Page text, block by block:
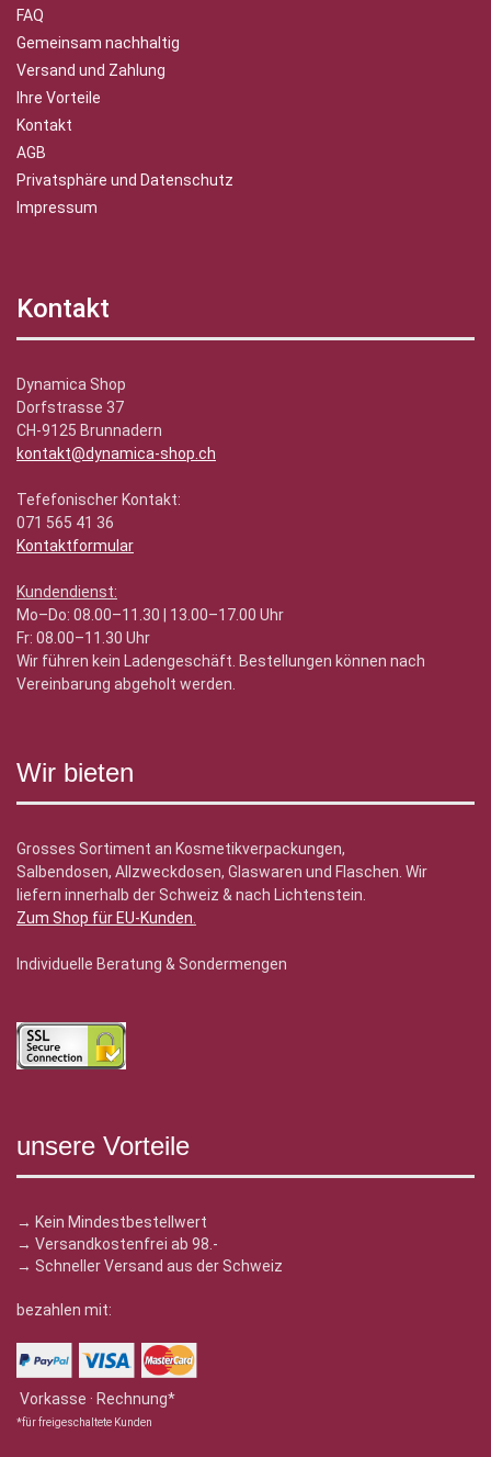
FAQ
Gemeinsam nachhaltig
Versand und Zahlung
Ihre Vorteile
Kontakt
AGB
Privatsphäre und Datenschutz
Impressum
Kontakt
Dynamica Shop
Dorfstrasse 37
CH-9125 Brunnadern
kontakt@dynamica-shop.ch
Tefefonischer Kontakt:
071 565 41 36
Kontaktformular
Kundendienst:
Mo–Do: 08.00–11.30 | 13.00–17.00 Uhr
Fr: 08.00–11.30 Uhr
Wir führen kein Ladengeschäft. Bestellungen können nach
Vereinbarung abgeholt werden.
Wir bieten
Grosses Sortiment an Kosmetikverpackungen,
Salbendosen, Allzweckdosen, Glaswaren und Flaschen. Wir
liefern innerhalb der Schweiz & nach Lichtenstein.
Zum Shop für EU-Kunden.
Individuelle Beratung & Sondermengen
unsere Vorteile
→ Kein Mindestbestellwert
→ Versandkostenfrei ab 98.-
→ Schneller Versand aus der Schweiz
bezahlen mit:
Vorkasse · Rechnung*
*für freigeschaltete Kunden